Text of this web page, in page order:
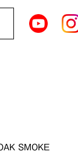
SMOKE